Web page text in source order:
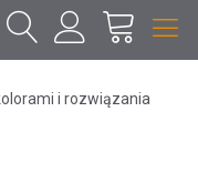
i rozwiązania